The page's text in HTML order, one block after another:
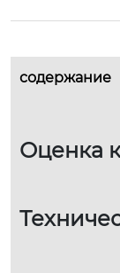
содержание
Оценка